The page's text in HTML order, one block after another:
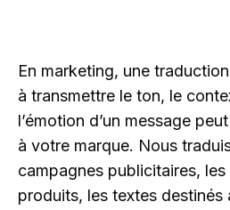
En marketing, une
à transmettre le ton, le
l’émotion d’un message
à votre marque. Nous
campagnes publicitaires,
produits, les textes destinés